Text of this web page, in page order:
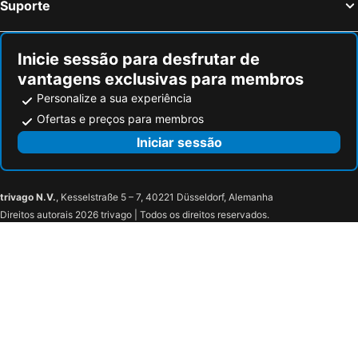
Suporte
Inicie sessão para desfrutar de
vantagens exclusivas para membros
Personalize a sua experiência
Ofertas e preços para membros
Iniciar sessão
trivago N.V., Kesselstraße 5 – 7, 40221 Düsseldorf, Alemanha
Direitos autorais 2026 trivago | Todos os direitos reservados.